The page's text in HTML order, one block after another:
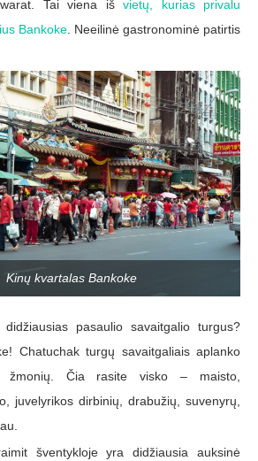
Tai viena iš vietų, kurias privalu
Bankoke . Neeilinė gastronominė patirtis
Kinų kvartalas Bankoke
pasaulio savaitgalio turgus?
Chatuchak turgų savaitgaliais aplanko
Čia rasite visko – maisto,
juvelyrikos dirbinių, drabužių, suvenyrų,
šventykloje yra didžiausia auksinė